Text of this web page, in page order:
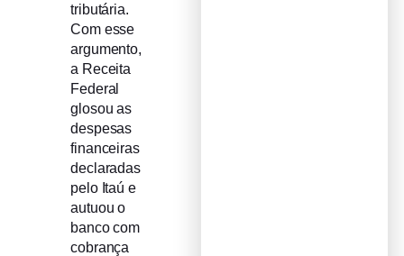
tributária.
Com esse
argumento,
a Receita
Federal
glosou as
despesas
financeiras
declaradas
pelo Itaú e
autuou o
banco com
cobrança